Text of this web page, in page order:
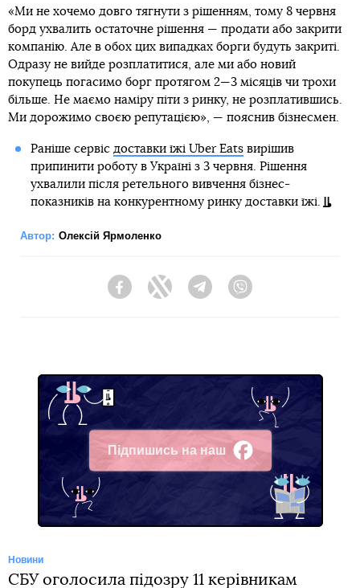
«Ми не хочемо довго тягнути з рішенням, тому 8 червня
борд ухвалить остаточне рішення — продати або закрити
компанію. Але в обох цих випадках борги будуть закриті.
Одразу не вийде розплатитися, але ми або новий
покупець погасимо борг протягом 2—3 місяців чи трохи
більше. Не маємо наміру піти з ринку, не розплатившись.
Ми дорожимо своєю репутацією», — пояснив бізнесмен.
Раніше сервіс доставки їжі Uber Eatsвирішив
припинити роботу в Україні з 3 червня. Рішення
ухвалили після ретельного вивчення бізнес-
показників на конкурентному ринку доставки їжі.
Автор: Олексій Ярмоленко
FacebookTwitter Telegram
Підпишись на наш
Facebook
Новини
СБУ оголосила підозру 11 керівникам